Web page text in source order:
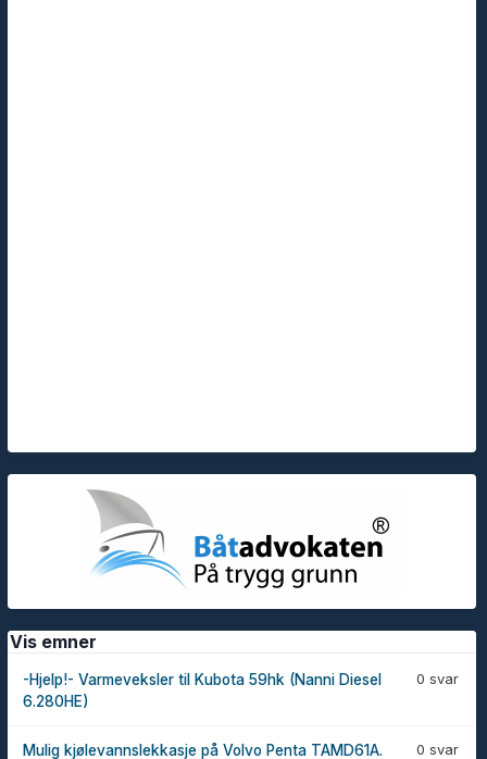
Vis emner
0 svar
-Hjelp!- Varmeveksler til Kubota 59hk (Nanni Diesel
6.280HE)
0 svar
Mulig kjølevannslekkasje på Volvo Penta TAMD61A.